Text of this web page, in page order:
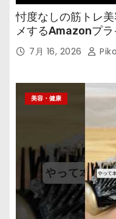
忖度なしの筋トレ
メするAmazonプラ
の 7月 16, 2026
美容・健康